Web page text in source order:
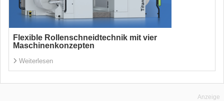
Flexible Rollenschneidtechnik mit vier
Maschinenkonzepten
Weiterlesen
Anzeige